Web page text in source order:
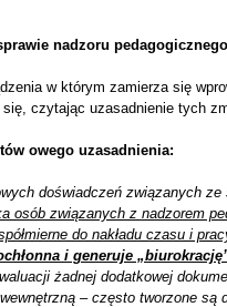
nadzoru
w którym zamierza się
się, czytając uzasadnienie tych
owego uzasadnienia:
doświadczeń związanych ze
osób związanych z nadzorem
do nakładu czasu i
i generuje
żadnej dodatkowej
– często tworzone są